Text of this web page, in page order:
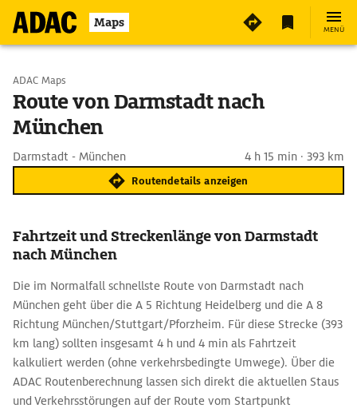
Maps MENÜ
Start wählen
Ziel eingeben
ADAC Maps
Route von Darmstadt nach
München
Darmstadt - München 4 h 15 min · 393 km
Routendetails anzeigen
Fahrtzeit und Streckenlänge von Darmstadt
nach München
Die im Normalfall schnellste Route von Darmstadt nach
München geht über die A 5 Richtung Heidelberg und die A 8
Richtung München/Stuttgart/Pforzheim. Für diese Strecke (393
km lang) sollten insgesamt 4 h und 4 min als Fahrtzeit
kalkuliert werden (ohne verkehrsbedingte Umwege). Über die
ADAC Routenberechnung lassen sich direkt die aktuellen Staus
und Verkehrsstörungen auf der Route vom Startpunkt